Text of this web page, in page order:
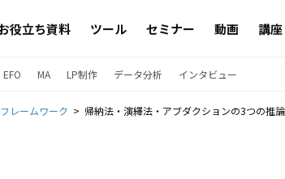
役立ち資料 ツール セミナー 動画 講座
MA LP制作 データ分析 インタビュー
レームワーク 帰納法・演繹法・アブダクションの3つの推